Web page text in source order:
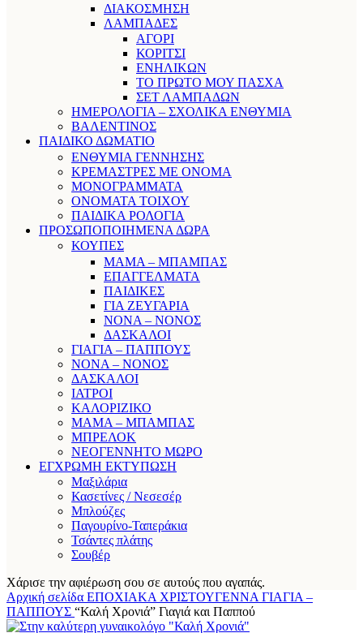
ΔΙΑΚΟΣΜΗΣΗ
ΛΑΜΠΑΔΕΣ
ΑΓΟΡΙ
ΚΟΡΙΤΣΙ
ΕΝΗΛΙΚΩΝ
ΤΟ ΠΡΩΤΟ ΜΟΥ ΠΑΣΧΑ
ΣΕΤ ΛΑΜΠΑΔΩΝ
ΗΜΕΡΟΛΟΓΙΑ – ΣΧΟΛΙΚΑ ΕΝΘΥΜΙΑ
ΒΑΛΕΝΤΙΝΟΣ
ΠΑΙΔΙΚΟ ΔΩΜΑΤΙΟ
ΕΝΘΥΜΙΑ ΓΕΝΝΗΣΗΣ
ΚΡΕΜΑΣΤΡΕΣ ΜΕ ΟΝΟΜΑ
ΜΟΝΟΓΡΑΜΜΑΤΑ
ΟΝΟΜΑΤΑ ΤΟΙΧΟΥ
ΠΑΙΔΙΚΑ ΡΟΛΟΓΙΑ
ΠΡΟΣΩΠΟΠΟΙΗΜΕΝΑ ΔΩΡΑ
ΚΟΥΠΕΣ
ΜΑΜΑ – ΜΠΑΜΠΑΣ
ΕΠΑΓΓΕΛΜΑΤΑ
ΠΑΙΔΙΚΕΣ
ΓΙΑ ΖΕΥΓΑΡΙΑ
ΝΟΝΑ – ΝΟΝΟΣ
ΔΑΣΚΑΛΟΙ
ΓΙΑΓΙΑ – ΠΑΠΠΟΥΣ
ΝΟΝΑ – ΝΟΝΟΣ
ΔΑΣΚΑΛΟΙ
ΙΑΤΡΟΙ
ΚΑΛΟΡΙΖΙΚΟ
ΜΑΜΑ – ΜΠΑΜΠΑΣ
ΜΠΡΕΛΟΚ
ΝΕΟΓΕΝΝΗΤΟ ΜΩΡΟ
ΕΓΧΡΩΜΗ ΕΚΤΥΠΩΣΗ
Μαξιλάρια
Κασετίνες / Νεσεσέρ
Μπλούζες
Παγουρίνο-Ταπεράκια
Τσάντες πλάτης
Σουβέρ
Χάρισε την αφιέρωση σου σε αυτούς που αγαπάς.
Αρχική σελίδα ΕΠΟΧΙΑΚΑ ΧΡΙΣΤΟΥΓΕΝΝΑ ΓΙΑΓΙΑ –
ΠΑΠΠΟΥΣ “Καλή Χρονιά” Γιαγιά και Παππού